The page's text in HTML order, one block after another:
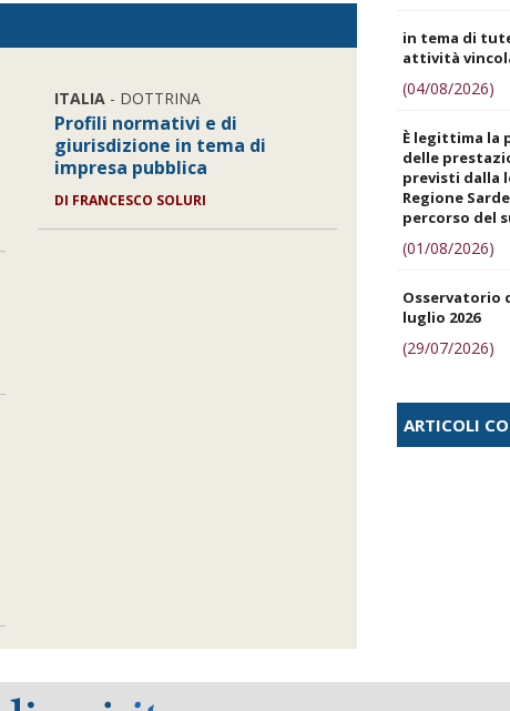
ITALIA- DOTTRINA
Profili normativi e di
giurisdizione in tema di
impresa pubblica
DI FRANCESCO SOLURI
in tema di
attività
(04/08/2026)
È legittima la
delle
previsti dalla
Regione
percorso del
(01/08/2026)
Osservatorio
luglio 2026
(29/07/2026)
ARTICOLI